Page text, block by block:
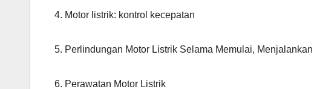
4. Motor listrik: kontrol kecepatan
5. Perlindungan Motor Listrik Selama Memulai,
6. Perawatan Motor Listrik